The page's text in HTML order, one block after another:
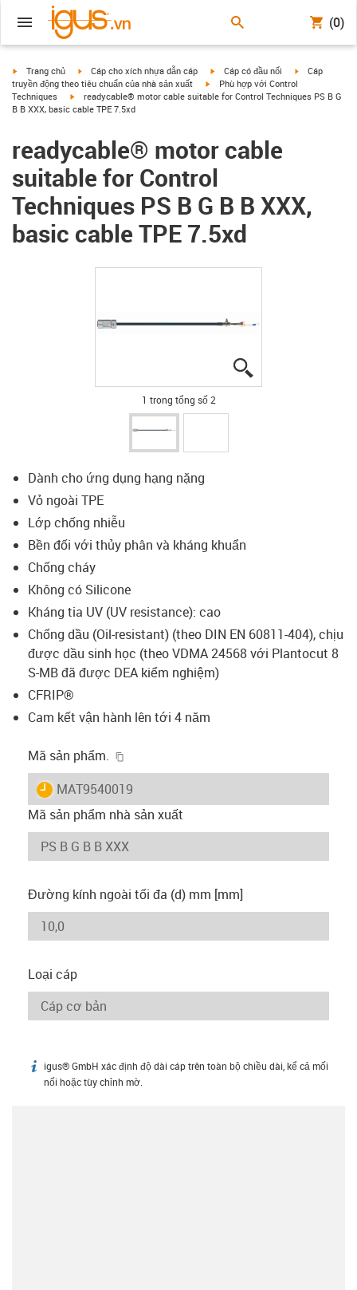
(0)
igus-icon-arrow-right
Trang chủ igus-icon-arrow-right
Cáp cho xích nhựa dẫn cáp igus-icon-arrow-right
Cáp có đầu nối igus-icon-
Cáp
truyền động theo tiêu chuẩn của nhà sản xuất
igus-icon-arrow-right
Phù hợp với Control
Techniques
igus-icon-arrow-right
readycable® motor cable suitable for Control Techniques PS B G
B B XXX, basic cable TPE 7.5xd
readycable® motor cable
suitable for Control
Techniques PS B G B B XXX,
basic cable TPE 7.5xd
1 trong tổng số 2
Dành cho ứng dụng hạng nặng
Vỏ ngoài TPE
Lớp chống nhiễu
Bền đối với thủy phân và kháng khuẩn
Chống cháy
Không có Silicone
Kháng tia UV (UV resistance): cao
Chống dầu (Oil-resistant) (theo DIN EN 60811-404), chịu
được dầu sinh học (theo VDMA 24568 với Plantocut 8
S-MB đã được DEA kiểm nghiệm)
CFRIP®
Cam kết vận hành lên tới 4 năm
Mã sản phẩm.
igus-icon-lieferzeit
MAT9540019
Mã sản phẩm nhà sản xuất
Đường kính ngoài tối đa (d) mm [mm]
Loại cáp
igus-icon-info
igus® GmbH xác định độ dài cáp trên toàn bộ chiều dài, kể cả mối
nối hoặc tùy chỉnh mờ.